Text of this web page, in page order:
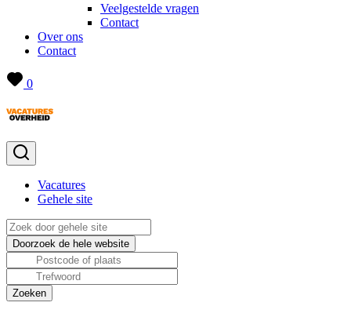
Veelgestelde vragen
Contact
Over ons
Contact
0
Vacatures
Gehele site